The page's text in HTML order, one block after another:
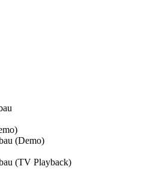
(Demo)
(TV Playback)